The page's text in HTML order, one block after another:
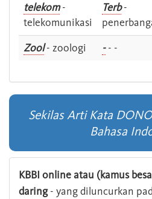
telekom-
telekomunikasi
Terb-
Zool- zoologi -- -
Sekilas Arti Kata
Bahasa
KBBI online atau (kamus
daring- yang diluncurkan